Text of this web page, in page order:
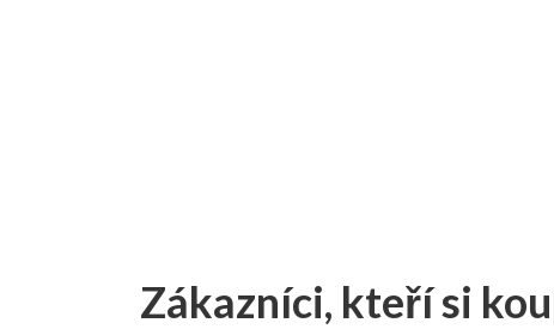
Zákazníci, kteří si